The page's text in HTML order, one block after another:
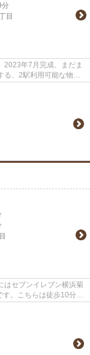
分
目
2023年7月完成、まだま
る、2駅利用可能な物件
はセブンイレブン横浜菊
。こちらは徒歩10分に